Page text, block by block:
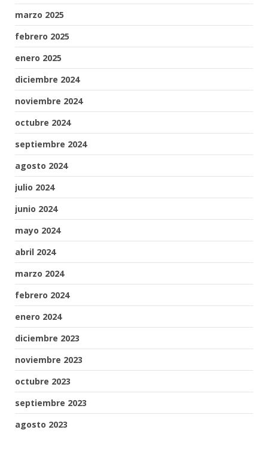
marzo 2025
febrero 2025
enero 2025
diciembre 2024
noviembre 2024
octubre 2024
septiembre 2024
agosto 2024
julio 2024
junio 2024
mayo 2024
abril 2024
marzo 2024
febrero 2024
enero 2024
diciembre 2023
noviembre 2023
octubre 2023
septiembre 2023
agosto 2023